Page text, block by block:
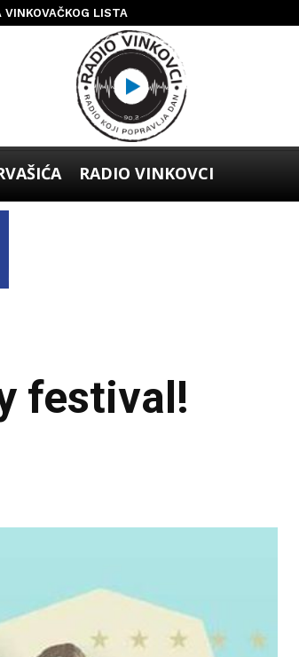
VINKOVAČKOG LISTA
RADIO VINKOVCI
festival!